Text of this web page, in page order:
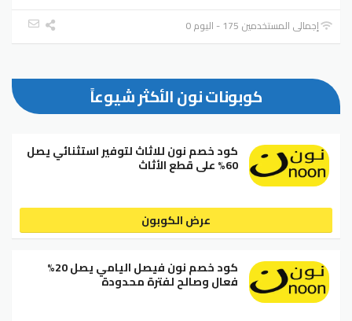
إجمالي المستخدمين 175 - اليوم 0
كوبونات نون الأكثر شيوعاً
كود خصم نون للاثاث لتوفير استثنائي يصل
60% على قطع الأثاث
عرض الكوبون
كود خصم نون فيصل اليامي يصل 20%
فعال وصالح لفترة محدودة